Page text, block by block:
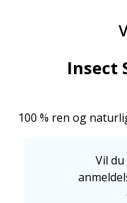
Insect
100 % ren og
Vil